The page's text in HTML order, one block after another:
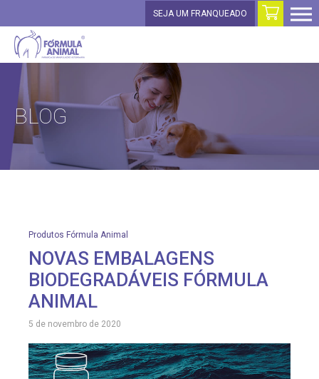
SEJA UM FRANQUEADO
BLOG
Produtos Fórmula Animal
NOVAS EMBALAGENS
BIODEGRADÁVEIS FÓRMULA
ANIMAL
5 de novembro de 2020